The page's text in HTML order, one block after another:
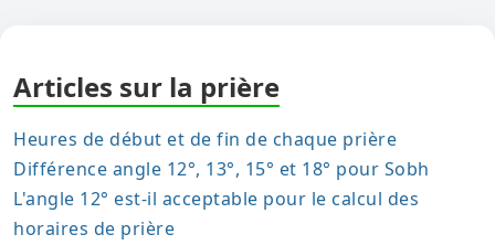
Articles sur la prière
Heures de début et de fin de chaque prière
Différence angle 12°, 13°, 15° et 18° pour Sobh
L'angle 12° est-il acceptable pour le calcul des
horaires de prière